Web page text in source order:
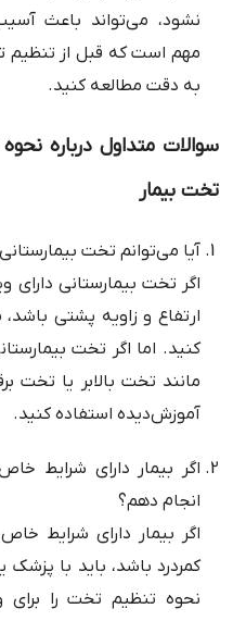
نشود، می‌تواند باعث
مهم است که قبل از تنظیم
به دقت مطالعه کنید.
سوالات متداول درباره
تخت بیمار
آیا می‌توانم تخت
اگر تخت بیمارستانی دارای
ارتفاع و زاویه پشتی
کنید. اما اگر تخت
مانند تخت بالابر یا تخت
آموزش‌دیده استفاده کنید.
اگر بیمار دارای شرایط
انجام دهم؟
اگر بیمار دارای شرایط
کمردرد باشد، باید با پزشک
نحوه تنظیم تخت را